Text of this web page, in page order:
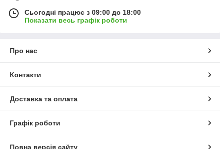
Сьогодні працює з 09:00 до 18:00
Показати весь графік роботи
Про нас
Контакти
Доставка та оплата
Графік роботи
Повна версія сайту